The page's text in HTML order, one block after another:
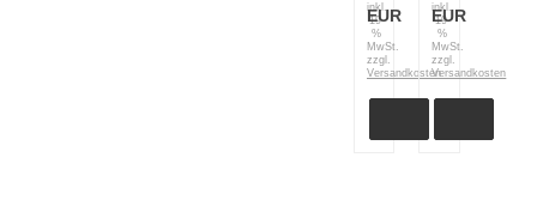
EUR
inkl.
19
%
MwSt.
zzgl.
Versandkosten
EUR
inkl.
19
%
MwSt.
zzgl.
Versandkosten